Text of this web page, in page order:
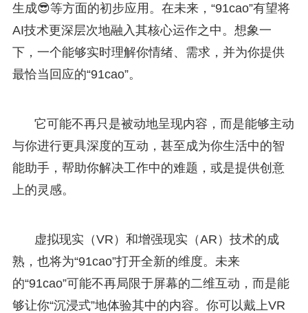
生成😎等方面的初步应用。在未来，“91cao”有望将
AI技术更深层次地融入其核心运作之中。想象一
下，一个能够实时理解你情绪、需求，并为你提供
最恰当回应的“91cao”。
它可能不再只是被动地呈现内容，而是能够主动
与你进行更具深度的互动，甚至成为你生活中的智
能助手，帮助你解决工作中的难题，或是提供创意
上的灵感。
虚拟现实（VR）和增强现实（AR）技术的成
熟，也将为“91cao”打开全新的维度。未来
的“91cao”可能不再局限于屏幕的二维互动，而是能
够让你“沉浸式”地体验其中的内容。你可以戴上VR